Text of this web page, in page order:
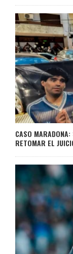
CASO
RETOMAR EL